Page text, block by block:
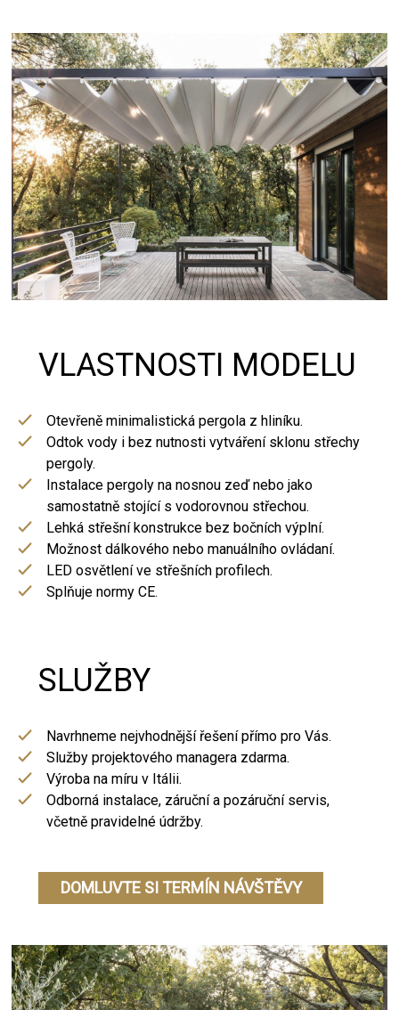
VLASTNOSTI MODELU
Otevřeně minimalistická pergola z hliníku.
Odtok vody i bez nutnosti vytváření sklonu střechy
pergoly.
Instalace pergoly na nosnou zeď nebo jako
samostatně stojící s vodorovnou střechou.
Lehká střešní konstrukce bez bočních výplní.
Možnost dálkového nebo manuálního ovládaní.
LED osvětlení ve střešních profilech.
Splňuje normy CE.
SLUŽBY
Navrhneme nejvhodnější řešení přímo pro Vás.
Služby projektového managera zdarma.
Výroba na míru v Itálii.
Odborná instalace, záruční a pozáruční servis,
včetně pravidelné údržby.
DOMLUVTE SI TERMÍN NÁVŠTĚVY